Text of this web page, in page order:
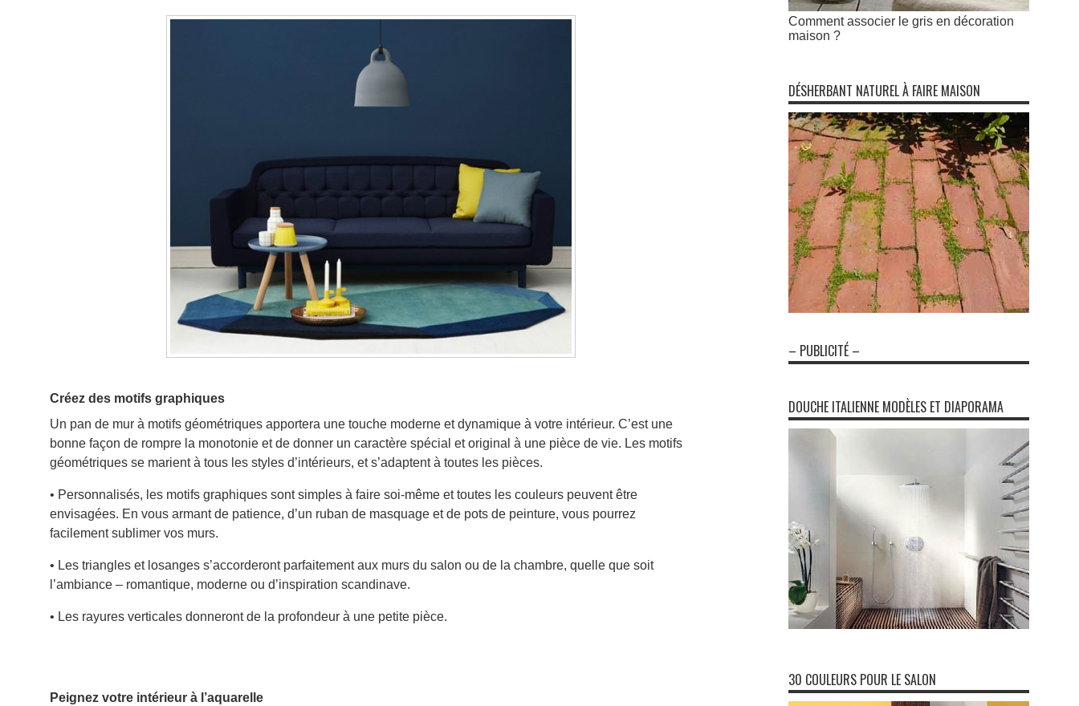
Créez des motifs graphiques
Un pan de mur à motifs géométriques apportera une touche moderne et dynamique à votre intérieur. C’est une
bonne façon de rompre la monotonie et de donner un caractère spécial et original à une pièce de vie. Les motifs
géométriques se marient à tous les styles d’intérieurs, et s’adaptent à toutes les pièces.
• Personnalisés, les motifs graphiques sont simples à faire soi-même et toutes les couleurs peuvent être
envisagées. En vous armant de patience, d’un ruban de masquage et de pots de peinture, vous pourrez
facilement sublimer vos murs.
• Les triangles et losanges s’accorderont parfaitement aux murs du salon ou de la chambre, quelle que soit
l’ambiance – romantique, moderne ou d’inspiration scandinave.
• Les rayures verticales donneront de la profondeur à une petite pièce.
Peignez votre intérieur à l’aquarelle
Comment associer le gris en décoration
maison ?
DÉSHERBANT NATUREL À FAIRE MAISON
– PUBLICITÉ –
DOUCHE ITALIENNE MODÈLES ET DIAPORAMA
30 COULEURS POUR LE SALON